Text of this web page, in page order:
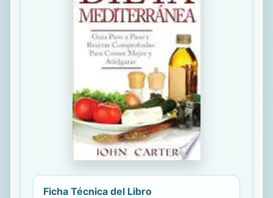
Ficha Técnica del Libro